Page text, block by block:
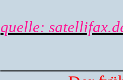
quelle: